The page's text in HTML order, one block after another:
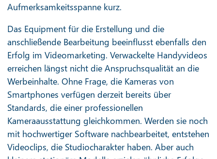
Aufmerksamkeitsspanne kurz.
Das Equipment für die Erstellung und die
anschließende Bearbeitung beeinflusst ebenfalls den
Erfolg im Videomarketing. Verwackelte Handyvideos
erreichen längst nicht die Anspruchsqualität an die
Werbeinhalte. Ohne Frage, die Kameras von
Smartphones verfügen derzeit bereits über
Standards, die einer professionellen
Kameraausstattung gleichkommen. Werden sie noch
mit hochwertiger Software nachbearbeitet, entstehen
Videoclips, die Studiocharakter haben. Aber auch